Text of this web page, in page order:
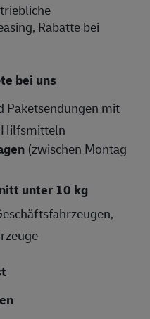
Rabatte bei
bei uns
Paketsendungen mit
(zwischen Montag
unter 10 kg